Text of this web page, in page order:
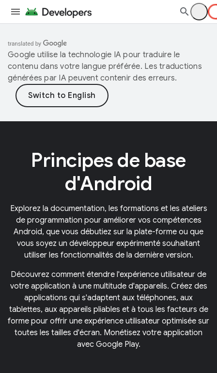
Google utilise la technologie IA pour traduire le
contenu dans votre langue préférée. Les traductions
générées par IA peuvent contenir des erreurs.
Principes de base
d'Android
Explorez la documentation, les formations et les ateliers
de programmation pour améliorer vos compétences
Android, que vous débutiez sur la plate-forme ou que
vous soyez un développeur expérimenté souhaitant
utiliser les fonctionnalités de la dernière version.
Découvrez comment étendre l'expérience utilisateur de
votre application à une multitude d'appareils. Créez des
applications qui s'adaptent aux téléphones, aux
tablettes, aux appareils pliables et à tous les facteurs de
forme pour offrir une expérience utilisateur optimisée sur
toutes les tailles d'écran. Monétisez votre application
avec Google Play.